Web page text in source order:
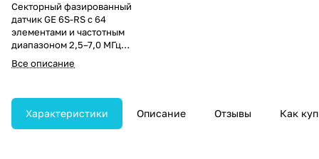
Секторный фазированный
датчик GE 6S-RS с 64
элементами и частотным
диапазоном 2,5–7,0 МГц
предназначен для
кардиологических и
Обеспечивает хорошее
сочетание глубины
проникновения и разрешающей
Все описание
Характеристики Описание Отзывы Как